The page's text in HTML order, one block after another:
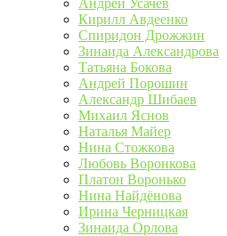
Андрей Усачёв
Кирилл Авдеенко
Спиридон Дрожжин
Зинаида Александрова
Татьяна Бокова
Андрей Порошин
Александр Шибаев
Михаил Яснов
Наталья Майер
Нина Стожкова
Любовь Воронкова
Платон Воронько
Нина Найдёнова
Ирина Черницкая
Зинаида Орлова